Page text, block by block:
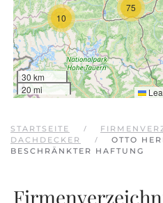
10
75
30 km
20 mi
STARTSEITE
DACHDECKER
OTTO
BESCHRÄNKTER HAFTUNG